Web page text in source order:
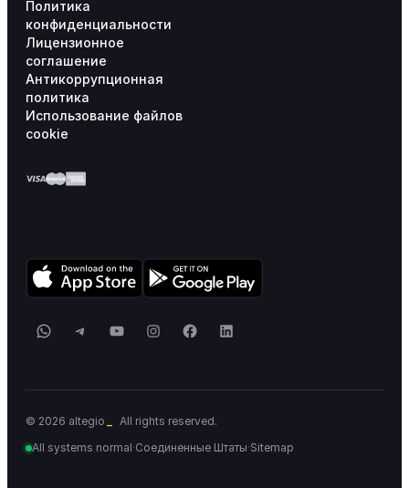
Политика
конфиденциальности
Лицензионное
соглашение
Антикоррупционная
политика
Использование файлов
cookie
WhatsApp
TelegramYouTubeInstagram
FacebookLinkedIn
© 2026 altegio
All rights reserved.
All systems normal·Соединенные Штаты·Sitemap